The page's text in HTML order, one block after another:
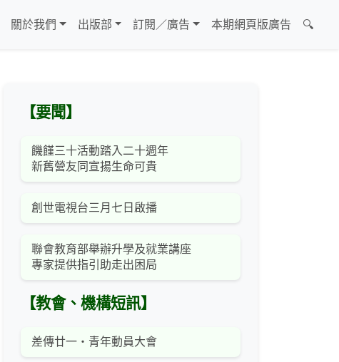
關於我們 出版部 訂閱／廣告 本期網頁版廣告 🔍
【要聞】
饑饉三十活動踏入二十週年
新舊營友同宣揚生命可貴
創世電視台三月七日啟播
聯會教育部舉辦升學及就業講座
專家提供指引助走出困局
【教會、機構短訊】
差傳廿一‧青年動員大會